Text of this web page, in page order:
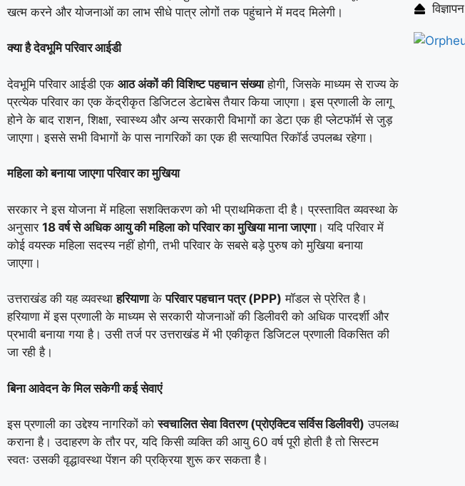
खत्म करने और योजनाओं का लाभ सीधे पात्र लोगों तक पहुंचाने में मदद मिलेगी।
क्या है देवभूमि परिवार आईडी
देवभूमि परिवार आईडी एक आठ अंकों की विशिष्ट पहचान संख्याहोगी, जिसके माध्यम से राज्य के
प्रत्येक परिवार का एक केंद्रीकृत डिजिटल डेटाबेस तैयार किया जाएगा। इस प्रणाली के लागू
होने के बाद राशन, शिक्षा, स्वास्थ्य और अन्य सरकारी विभागों का डेटा एक ही प्लेटफॉर्म से जुड़
जाएगा। इससे सभी विभागों के पास नागरिकों का एक ही सत्यापित रिकॉर्ड उपलब्ध रहेगा।
महिला को बनाया जाएगा परिवार का मुखिया
सरकार ने इस योजना में महिला सशक्तिकरण को भी प्राथमिकता दी है। प्रस्तावित व्यवस्था के
अनुसार 18वर्ष से अधिक आयु की महिला को परिवार का मुखिया माना जाएगा। यदि परिवार में
कोई वयस्क महिला सदस्य नहीं होगी, तभी परिवार के सबसे बड़े पुरुष को मुखिया बनाया
जाएगा।
उत्तराखंड की यह व्यवस्थाहरियाणाकेपरिवार पहचान पत्र (PPP) मॉडल से प्रेरित है।
हरियाणा में इस प्रणाली के माध्यम से सरकारी योजनाओं की डिलीवरी को अधिक पारदर्शी और
प्रभावी बनाया गया है। उसी तर्ज पर उत्तराखंड में भी एकीकृत डिजिटल प्रणाली विकसित की
जा रही है।
बिना आवेदन के मिल सकेगी कई सेवाएं
इस प्रणाली का उद्देश्य नागरिकों कोस्वचालित सेवा वितरण (प्रोएक्टिव सर्विस डिलीवरी) उपलब्ध
कराना है। उदाहरण के तौर पर, यदि किसी व्यक्ति की आयु 60 वर्ष पूरी होती है तो सिस्टम
स्वतः उसकी वृद्धावस्था पेंशन की प्रक्रिया शुरू कर सकता है।
विज्ञापन